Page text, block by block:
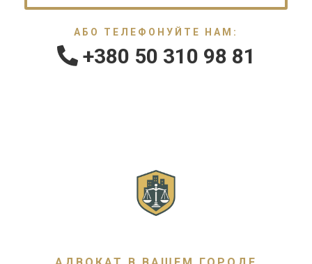
АБО ТЕЛЕФОНУЙТЕ НАМ:
+380 50 310 98 81